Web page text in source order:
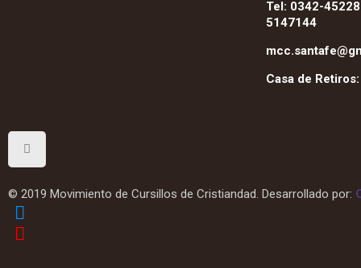
Tel: 0342-
5147144
Casa de
© 2019 Movimiento de Cursillos de Cristiandad. Desarrollado por: